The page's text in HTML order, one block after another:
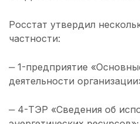
Росстат утвердил
частности:
‒ 1-предприятие
деятельности
‒ 4-ТЭР «Сведения об